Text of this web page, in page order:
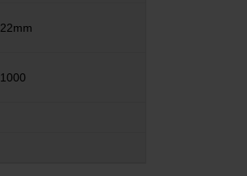
22mm
1000